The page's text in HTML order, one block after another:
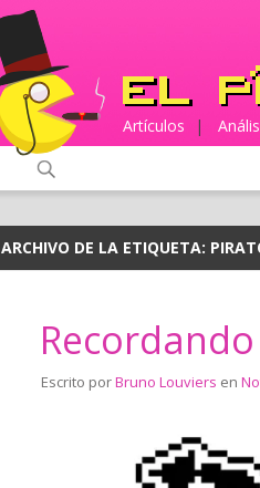
Artículos |
ARCHIVO DE LA ETIQUETA:
Escrito porBruno Louviers en